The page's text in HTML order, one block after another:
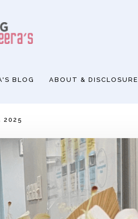
ABOUT & DISCLOSURE
BLOG
2025 سے پوسٹس دکھائی جا رہی ہیں